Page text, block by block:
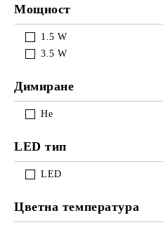
Мощност
1.5 W
3.5 W
Димиране
Не
LED тип
LED
Цветна температура